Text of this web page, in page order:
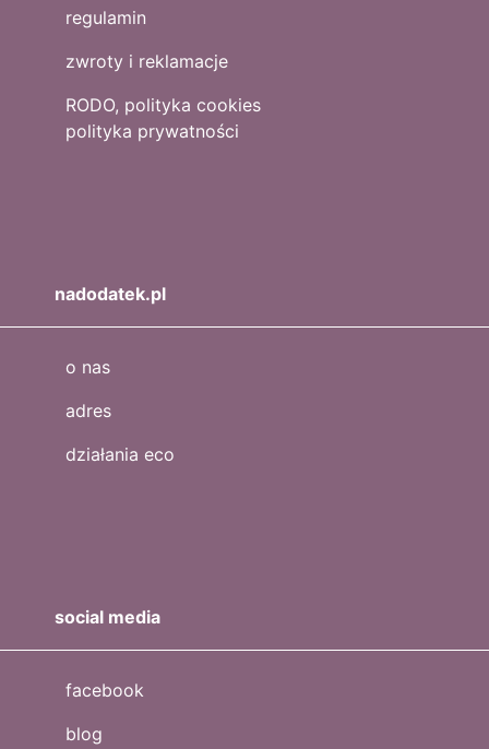
regulamin
zwroty i reklamacje
RODO, polityka cookies
polityka prywatności
nadodatek.pl
o nas
adres
działania eco
social media
facebook
blog